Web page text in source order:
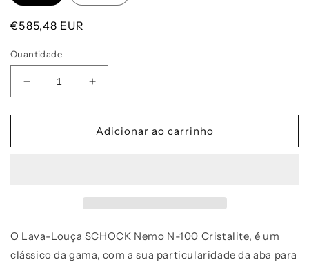
Preço
€585,48 EUR
Quantidade
Diminuir
a
quantidade
Lava-
Cristalite
Aumentar
a
quantidade
de
Lava-
Cristalite
Adicionar ao carrinho
O Lava-Louça SCHOCK Nemo N-100 Cristalite, é um
clássico da gama, com a sua particularidade da aba para